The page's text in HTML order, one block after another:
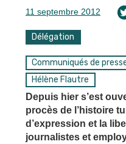
11 septembre 2012
Délégation
Communiqués de
Hélène Flautre
Depuis hier s’est
procès de l’histoire
d’expression et la
journalistes et